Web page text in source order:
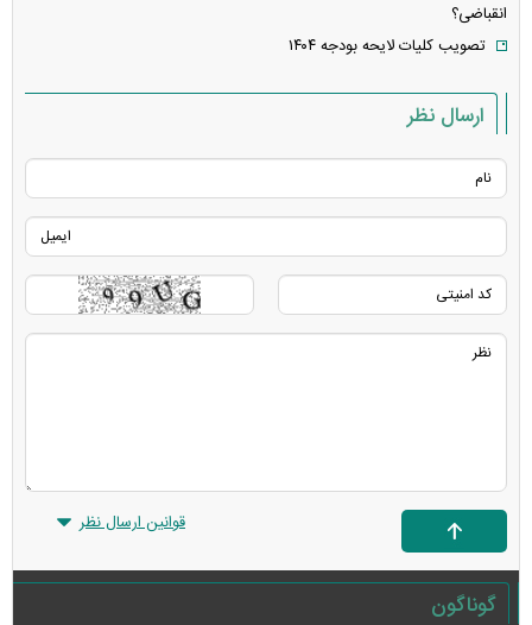
انقباضی؟
تصویب کلیات لایحه بودجه ۱۴۰۴
ارسال نظر
قوانین ارسال نظر
گوناگون